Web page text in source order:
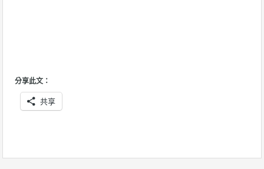
分享此文：
共享